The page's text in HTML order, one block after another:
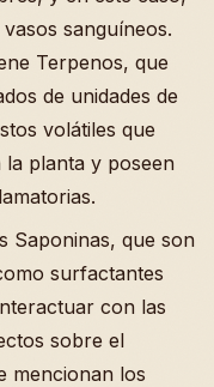
sanguíneos.
Terpenos, que
de unidades de
volátiles que
planta y poseen
Saponinas, que son
surfactantes
con las
sobre el
mencionan los